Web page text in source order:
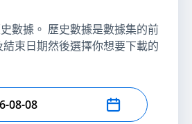
數據。 歷史數據是數據集的前
束日期然後選擇你想要下載的